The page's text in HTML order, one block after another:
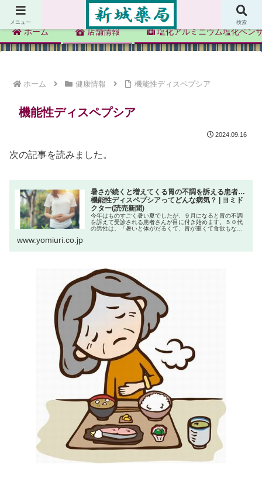
新城薬局
ホーム 店舗情報 塩化アルミニウム塩化ベン
ホーム 健康情報 機能性ディスペプシア
機能性ディスペプシア
2024.09.16
次の記事を読みました。
暑さが続くと増えてくる胃の不調を訴える患者…
機能性ディスペプシアってどんな病気？ | ヨミド
クター(読売新聞)
今年はものすごく暑い夏でしたが、９月になると胃の不調
を訴えて受診される患者さんが目に付き始めます。５０代
の男性は、「暑いと体がだるくて、胃が重くて食欲もな
www.yomiuri.co.jp
メニュー 検索